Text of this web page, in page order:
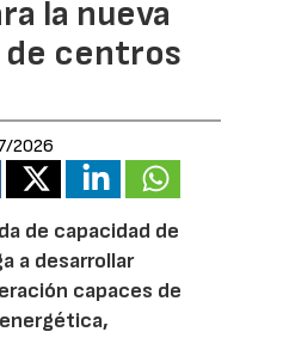
la nueva
centros
2026
de capacidad de
a desarrollar
capaces de